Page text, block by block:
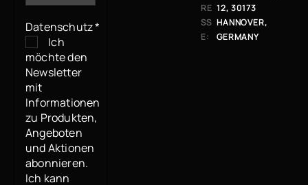
Datenschutz*
Ich
möchte den
Newsletter
mit
Informationen
zu Produkten,
Angeboten
und Aktionen
abonnieren.
Ich kann
RE
SS
E:
2, 30173 H
ANNOVER, G
ERMANY